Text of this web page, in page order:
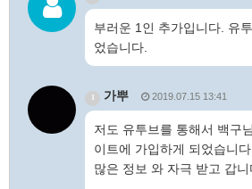
부러운 1인 추가입니다. 유
었습니다.
가뿌 2019.07.15 13:41
저도 유투브를 통해서 백구
이트에 가입하게 되었습니다
많은 정보 와 자극 받고 갑